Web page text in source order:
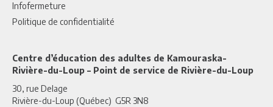
Infofermeture
Politique de confidentialité
Centre d’éducation des adultes de Kamouraska-
Rivière-du-Loup – Point de service de Rivière-du-Loup
30, rue Delage
Rivière-du-Loup (Québec) G5R 3N8